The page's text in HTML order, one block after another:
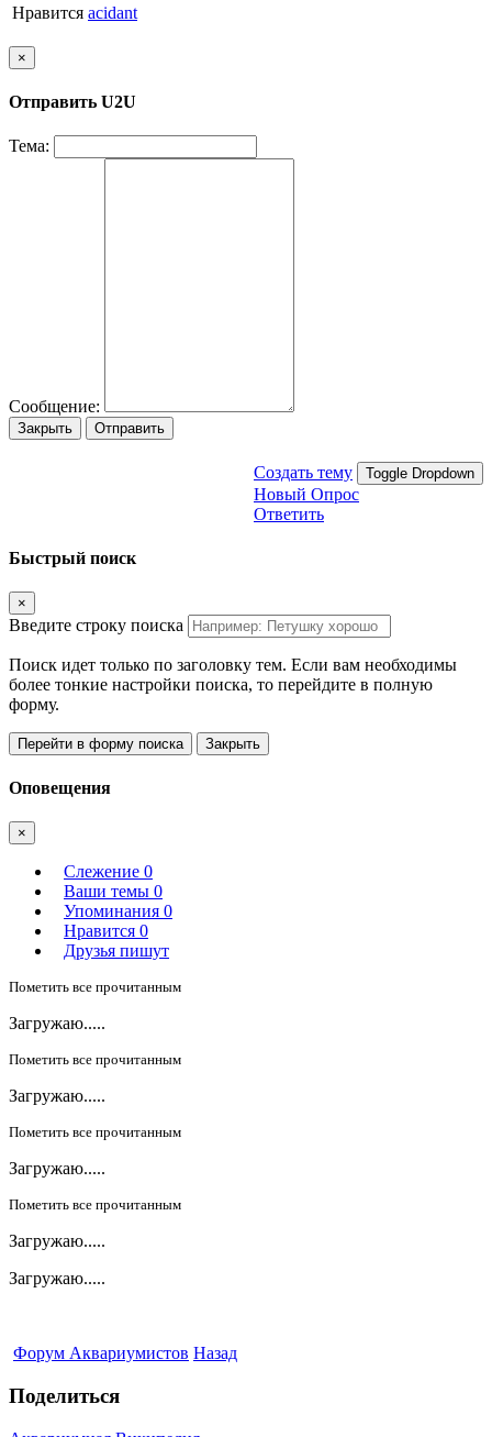
Нравится acidant
×
Отправить U2U
Тема:
Сообщение:
Закрыть Отправить
Создать тему Toggle Dropdown
Новый Опрос
Ответить
Быстрый поиск
×
Введите строку поиска
Поиск идет только по заголовку тем. Если вам необходимы
более тонкие настройки поиска, то перейдите в полную
форму.
Перейти в форму поиска Закрыть
Оповещения
×
Слежение 0
Ваши темы 0
Упоминания 0
Нравится 0
Друзья пишут
Пометить все прочитанным
Загружаю.....
Пометить все прочитанным
Загружаю.....
Пометить все прочитанным
Загружаю.....
Пометить все прочитанным
Загружаю.....
Загружаю.....
Форум Аквариумистов Назад
Поделиться